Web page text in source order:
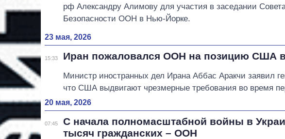
рф Александру Алимову для участия в заседании
Безопасности ООН в Нью-Йорке.
23 мая, 2026
15:33 Иран пожаловался ООН на позицию США в
Министр иностранных дел Ирана Аббас Аракчи заявил
что США выдвигают чрезмерные требования во время
20 мая, 2026
07:45
С начала полномасштабной войны в
тысяч гражданских – ООН